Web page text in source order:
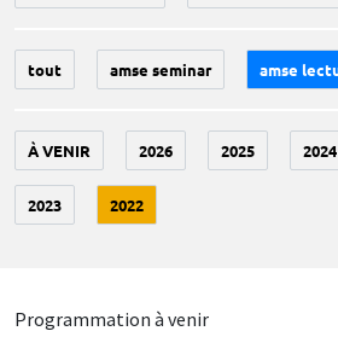
tout amse seminar amse
À VENIR 2026 2025 2024
2023 2022
Programmation à venir